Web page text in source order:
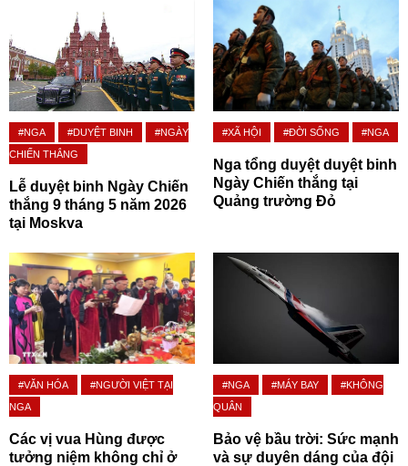
#NGA #DUYỆT BINH
#NGÀY
CHIẾN THẮNG
Lễ duyệt binh Ngày Chiến
thắng 9 tháng 5 năm 2026
tại Moskva
#XÃ HỘI #ĐỜI SỐNG #NGA
Nga tổng duyệt duyệt binh
Ngày Chiến thắng tại
Quảng trường Đỏ
#VĂN HÓA
#NGƯỜI VIỆT TẠI
NGA
Các vị vua Hùng được
tưởng niệm không chỉ ở
#NGA #MÁY BAY
#KHÔNG
QUÂN
Bảo vệ bầu trời: Sức mạnh
và sự duyên dáng của đội